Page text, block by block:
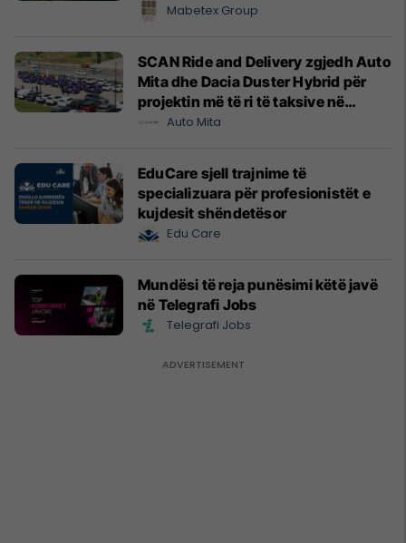
Mabetex Group
SCAN Ride and Delivery zgjedh Auto
Mita dhe Dacia Duster Hybrid për
projektin më të ri të taksive në
Prishtinë
Auto Mita
EduCare sjell trajnime të
specializuara për profesionistët e
kujdesit shëndetësor
Edu Care
Mundësi të reja punësimi këtë javë
në Telegrafi Jobs
Telegrafi Jobs